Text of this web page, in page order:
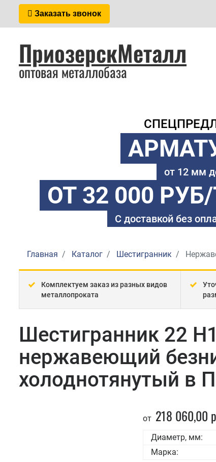
Заказать звонок
ПриозерскМеталл
оптовая металлобаза
от 12 мм
ОТ 32 000
С доставкой без
Главная Каталог Шестигранник
Комплектуем заказ из разных видов
металлопроката
Шестигранник 22
нержавеющий
холоднотянутый в
от 218 060,00
Диаметр, мм:
Марка: